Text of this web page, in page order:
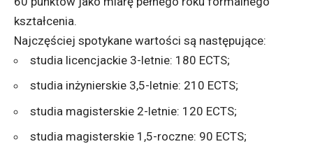
kształcenia.
Najczęściej spotykane wartości są następujące:
studia licencjackie 3-letnie: 180 ECTS;
studia inżynierskie 3,5-letnie: 210 ECTS;
studia magisterskie 2-letnie: 120 ECTS;
studia magisterskie 1,5-roczne: 90 ECTS;